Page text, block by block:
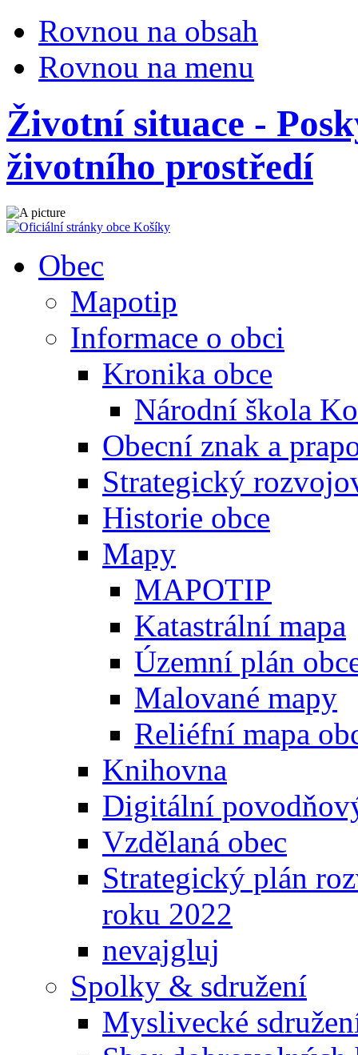
Rovnou na obsah
Rovnou na menu
Životní situace -
životního prostředí
Obec
Mapotip
Informace o obci
Kronika obce
Národní škola
Obecní znak a
Strategický
Historie obce
Mapy
MAPOTIP
Katastrální mapa
Územní plán
Malované mapy
Reliéfní mapa
Knihovna
Digitální
Vzdělaná obec
Strategický plán
roku 2022
nevajgluj
Spolky & sdružení
Myslivecké